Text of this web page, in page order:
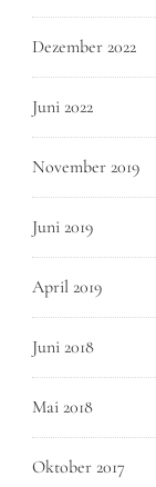
Dezember 2022
Juni 2022
November 2019
Juni 2019
April 2019
Juni 2018
Mai 2018
Oktober 2017